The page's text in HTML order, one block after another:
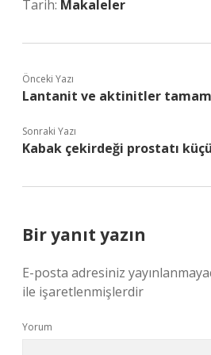
Tarih: Makaleler
Önceki Yazı
Lantanit ve aktinitler
Sonraki Yazı
Kabak çekirdeği prostatı
Bir yanıt yazın
E-posta adresiniz
ile işaretlenmişlerdir
Yorum